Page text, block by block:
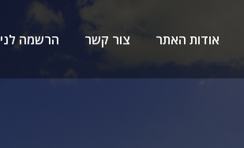
אודות האתר צור קשר הרשמה